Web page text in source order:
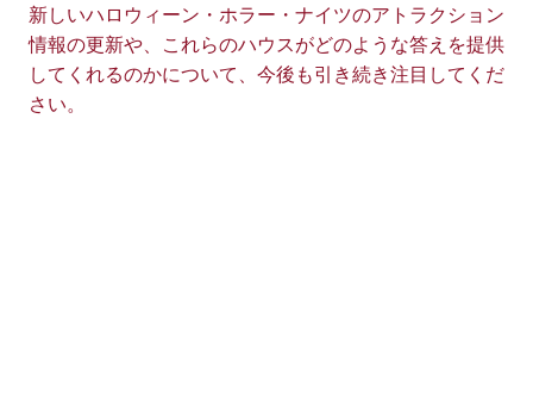
新しいハロウィーン・ホラー・ナイツのアトラクション
情報の更新や、これらのハウスがどのような答えを提供
してくれるのかについて、今後も引き続き注目してくだ
さい。